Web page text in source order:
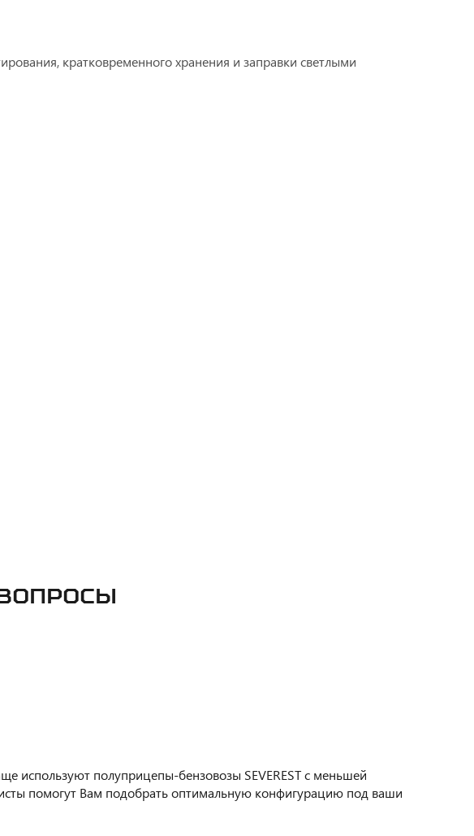
кратковременного хранения и заправки светлыми
используют полуприцепы-бензовозы SEVEREST с меньшей
помогут Вам подобрать оптимальную конфигурацию под ваши